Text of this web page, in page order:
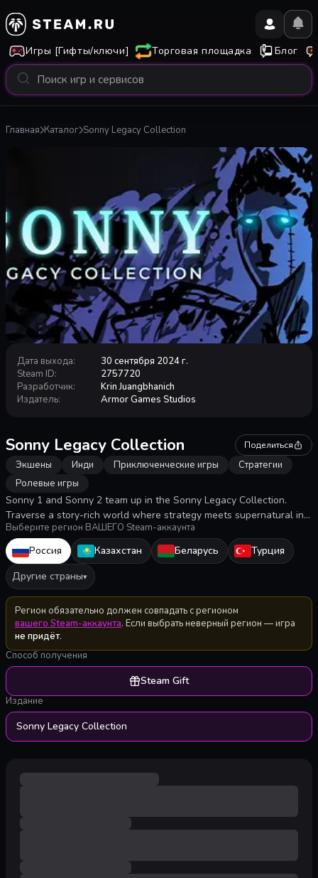
Игры [Гифты/ключи] Торговая площадка Блог
Главная Каталог Sonny Legacy Collection
Дата выхода:
30 сентября 2024 г.
Steam ID:
2757720
Разработчик:
Krin Juangbhanich
Издатель: Armor Games Studios
Sonny Legacy Collection Поделиться
Экшены Инди Приключенческие игры
Стратегии
Ролевые игры
Sonny 1 and Sonny 2 team up in the Sonny Legacy Collection.
Traverse a story-rich world where strategy meets supernatural in a
quest for identity and survival. Master tactical turn-based combat
and discover the truth behind Sonny's resurrection in these classic
RPGs.
Выберите регион ВАШЕГО Steam-аккаунта
Россия Казахстан Беларусь
Турция
Другие страны▾
Регион обязательно должен совпадать с регионом
вашего Steam-аккаунта. Если выбрать неверный регион — игра
не придёт.
Способ получения
Steam Gift
Издание
Sonny Legacy Collection